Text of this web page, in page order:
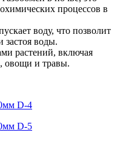
процессов в
воду, что позволит
застоя воды.
растений, включая
овощи и травы.
D-4
D-5